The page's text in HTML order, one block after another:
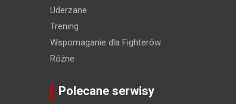
Uderzane
Trening
Wspomaganie dla Fighterów
Różne
Polecane serwisy